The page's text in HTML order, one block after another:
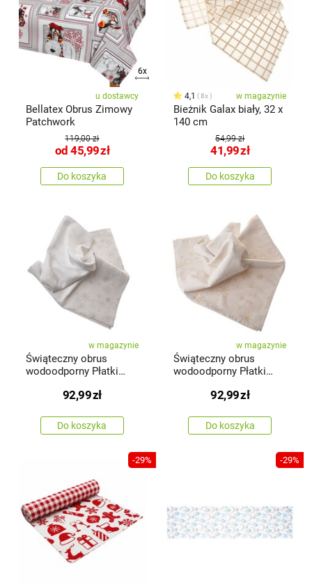
6x
u dostawcy
Bellatex Obrus Zimowy
Patchwork
119,00 zł
od 45,99zł
Do koszyka
4,1 8x w magazynie
Bieżnik Galax biały, 32 x
140 cm
54,99 zł
41,99zł
Do koszyka
w magazynie
Świąteczny obrus
wodoodporny Płatki
92,99zł
Do koszyka
w magazynie
Świąteczny obrus
wodoodporny Płatki
92,99zł
Do koszyka
-29% -29%